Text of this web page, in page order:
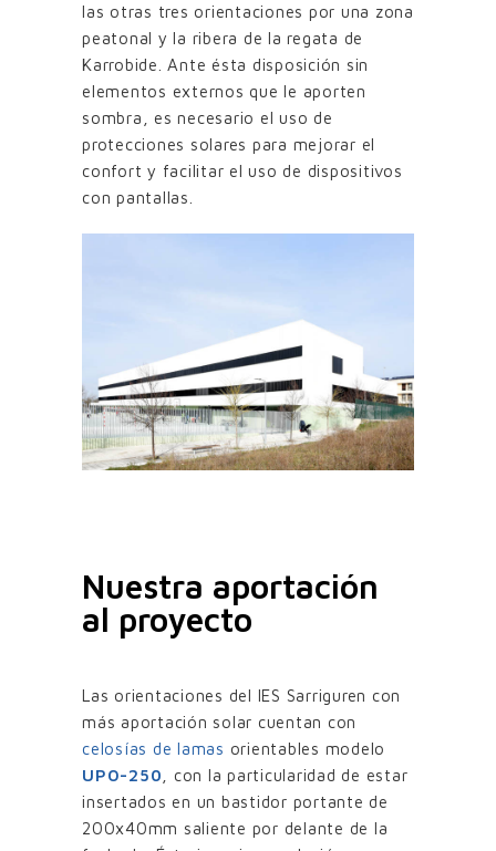
las otras tres orientaciones por una zona
peatonal y la ribera de la regata de
Karrobide. Ante ésta disposición sin
elementos externos que le aporten
sombra, es necesario el uso de
protecciones solares para mejorar el
confort y facilitar el uso de dispositivos
con pantallas.
Nuestra aportación
al proyecto
Las orientaciones del IES Sarriguren con
más aportación solar cuentan con
celosías de lamas orientables modelo
UPO-250 , con la particularidad de estar
insertados en un bastidor portante de
200x40mm saliente por delante de la